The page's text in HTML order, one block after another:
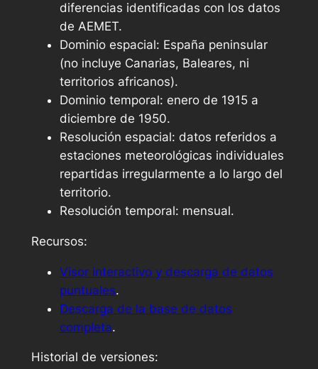
diferencias identificadas con los datos
de AEMET.
Dominio espacial: España peninsular
(no incluye Canarias, Baleares, ni
territorios africanos).
Dominio temporal: enero de 1915 a
diciembre de 1950.
Resolución espacial: datos referidos a
estaciones meteorológicas individuales
repartidas irregularmente a lo largo del
territorio.
Resolución temporal: mensual.
Recursos:
Visor interactivo y descarga de datos
puntuales.
Descarga de la base de datos
completa.
Historial de versiones: